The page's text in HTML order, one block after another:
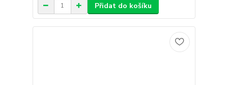
Přidat do košíku